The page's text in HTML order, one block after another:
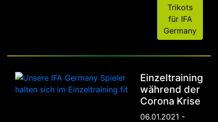
Trikots
für IFA
Germany
Einzeltraining
während der
Corona Krise
06.01.2021 -